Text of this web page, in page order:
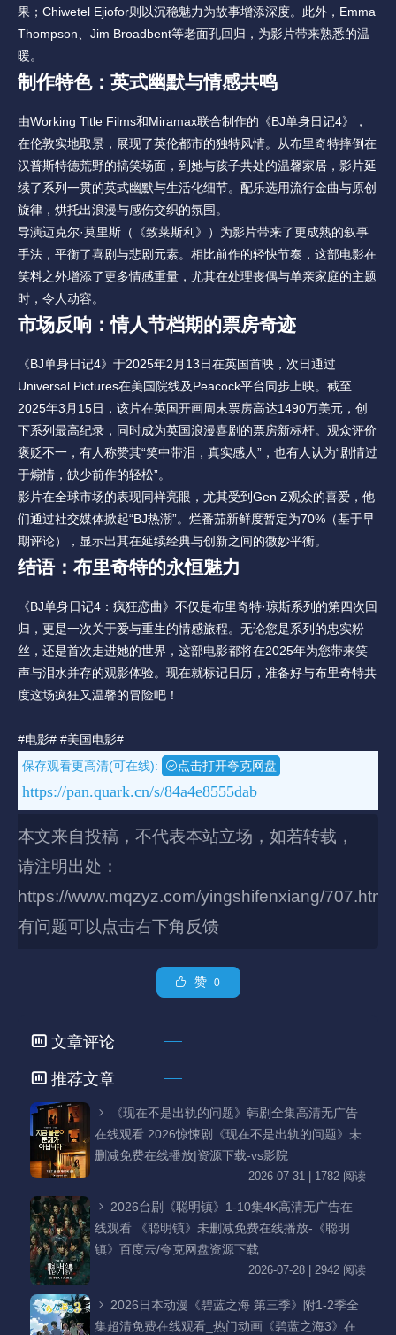
果；Chiwetel Ejiofor则以沉稳魅力为故事增添深度。此外，Emma
Thompson、Jim Broadbent等老面孔回归，为影片带来熟悉的温
暖。
制作特色：英式幽默与情感共鸣
由Working Title Films和Miramax联合制作的《BJ单身日记4》，
在伦敦实地取景，展现了英伦都市的独特风情。从布里奇特摔倒在
汉普斯特德荒野的搞笑场面，到她与孩子共处的温馨家居，影片延
续了系列一贯的英式幽默与生活化细节。配乐选用流行金曲与原创
旋律，烘托出浪漫与感伤交织的氛围。
导演迈克尔·莫里斯（《致莱斯利》）为影片带来了更成熟的叙事
手法，平衡了喜剧与悲剧元素。相比前作的轻快节奏，这部电影在
笑料之外增添了更多情感重量，尤其在处理丧偶与单亲家庭的主题
时，令人动容。
市场反响：情人节档期的票房奇迹
《BJ单身日记4》于2025年2月13日在英国首映，次日通过
Universal Pictures在美国院线及Peacock平台同步上映。截至
2025年3月15日，该片在英国开画周末票房高达1490万美元，创
下系列最高纪录，同时成为英国浪漫喜剧的票房新标杆。观众评价
褒贬不一，有人称赞其“笑中带泪，真实感人”，也有人认为“剧情过
于煽情，缺少前作的轻松”。
影片在全球市场的表现同样亮眼，尤其受到Gen Z观众的喜爱，他
们通过社交媒体掀起“BJ热潮”。烂番茄新鲜度暂定为70%（基于早
期评论），显示出其在延续经典与创新之间的微妙平衡。
结语：布里奇特的永恒魅力
《BJ单身日记4：疯狂恋曲》不仅是布里奇特·琼斯系列的第四次回
归，更是一次关于爱与重生的情感旅程。无论您是系列的忠实粉
丝，还是首次走进她的世界，这部电影都将在2025年为您带来笑
声与泪水并存的观影体验。现在就标记日历，准备好与布里奇特共
度这场疯狂又温馨的冒险吧！
#电影# #美国电影#
保存观看更高清(可在线):
点击打开夸克网盘
https://pan.quark.cn/s/84a4e8555dab
本文来自投稿，不代表本站立场，如若转载，
请注明出处：
https://www.mqzyz.com/yingshifenxiang/707.html
有问题可以点击右下角反馈
赞 0
文章评论
推荐文章
《现在不是出轨的问题》韩剧全集高清无广告
在线观看 2026惊悚剧《现在不是出轨的问题》未
删减免费在线播放|资源下载-vs影院
2026-07-31 | 1782 阅读
2026台剧《聪明镇》1-10集4K高清无广告在
线观看 《聪明镇》未删减免费在线播放-《聪明
镇》百度云/夸克网盘资源下载
2026-07-28 | 2942 阅读
2026日本动漫《碧蓝之海 第三季》附1-2季全
集超清免费在线观看_热门动画《碧蓝之海3》在